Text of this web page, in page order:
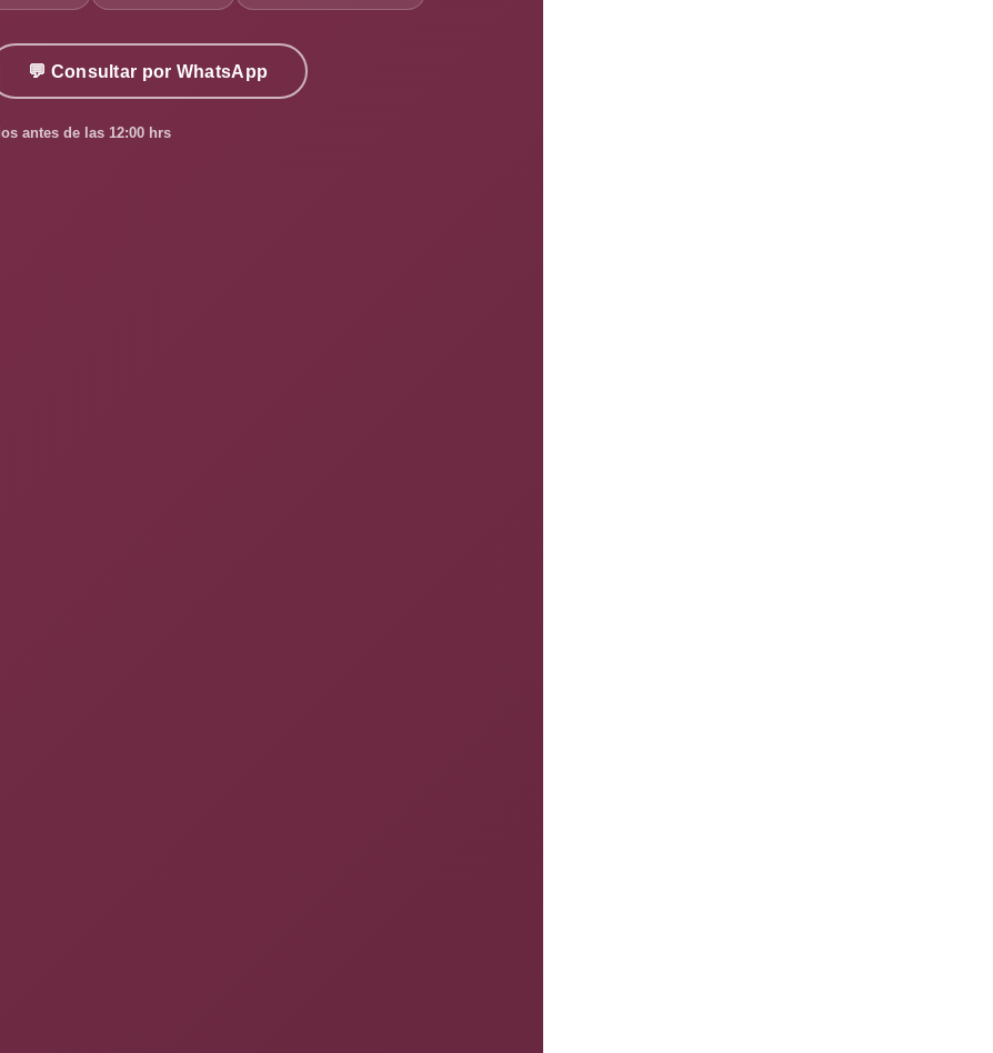
💬 Consultar por WhatsApp
antes de las 12:00 hrs